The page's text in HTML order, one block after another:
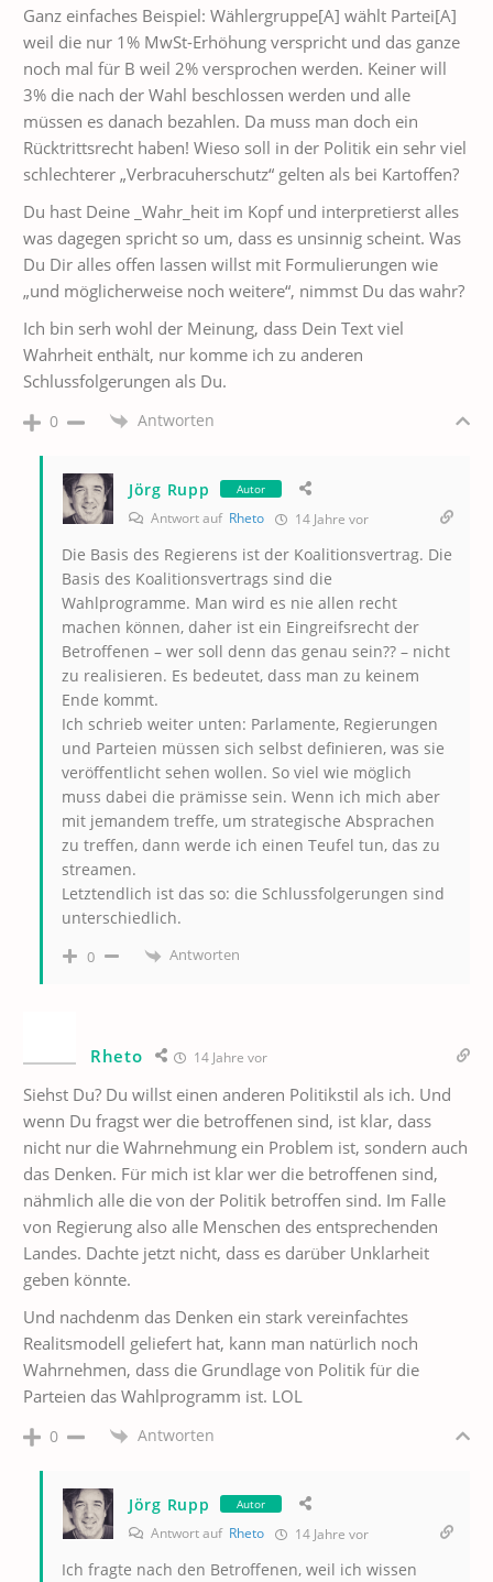
Ganz einfaches Beispiel: Wählergruppe[A] wählt Partei[A]
weil die nur 1% MwSt-Erhöhung verspricht und das ganze
noch mal für B weil 2% versprochen werden. Keiner will
3% die nach der Wahl beschlossen werden und alle
müssen es danach bezahlen. Da muss man doch ein
Rücktrittsrecht haben! Wieso soll in der Politik ein sehr viel
schlechterer „Verbracuherschutz“ gelten als bei Kartoffen?
Du hast Deine _Wahr_heit im Kopf und interpretierst alles
was dagegen spricht so um, dass es unsinnig scheint. Was
Du Dir alles offen lassen willst mit Formulierungen wie
„und möglicherweise noch weitere“, nimmst Du das wahr?
Ich bin serh wohl der Meinung, dass Dein Text viel
Wahrheit enthält, nur komme ich zu anderen
Schlussfolgerungen als Du.
0 Antworten
Jörg Rupp Autor
Antwort auf Rheto 14 Jahre vor
Die Basis des Regierens ist der Koalitionsvertrag. Die
Basis des Koalitionsvertrags sind die
Wahlprogramme. Man wird es nie allen recht
machen können, daher ist ein Eingreifsrecht der
Betroffenen – wer soll denn das genau sein?? – nicht
zu realisieren. Es bedeutet, dass man zu keinem
Ende kommt.
Ich schrieb weiter unten: Parlamente, Regierungen
und Parteien müssen sich selbst definieren, was sie
veröffentlicht sehen wollen. So viel wie möglich
muss dabei die prämisse sein. Wenn ich mich aber
mit jemandem treffe, um strategische Absprachen
zu treffen, dann werde ich einen Teufel tun, das zu
streamen.
Letztendlich ist das so: die Schlussfolgerungen sind
unterschiedlich.
0 Antworten
Rheto 14 Jahre vor
Siehst Du? Du willst einen anderen Politikstil als ich. Und
wenn Du fragst wer die betroffenen sind, ist klar, dass
nicht nur die Wahrnehmung ein Problem ist, sondern auch
das Denken. Für mich ist klar wer die betroffenen sind,
nähmlich alle die von der Politik betroffen sind. Im Falle
von Regierung also alle Menschen des entsprechenden
Landes. Dachte jetzt nicht, dass es darüber Unklarheit
geben könnte.
Und nachdenm das Denken ein stark vereinfachtes
Realitsmodell geliefert hat, kann man natürlich noch
Wahrnehmen, dass die Grundlage von Politik für die
Parteien das Wahlprogramm ist. LOL
0 Antworten
Jörg Rupp Autor
Antwort auf Rheto 14 Jahre vor
Ich fragte nach den Betroffenen, weil ich wissen